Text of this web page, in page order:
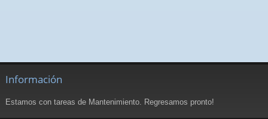
Información
Estamos con tareas de Mantenimiento. Regresamos pronto!